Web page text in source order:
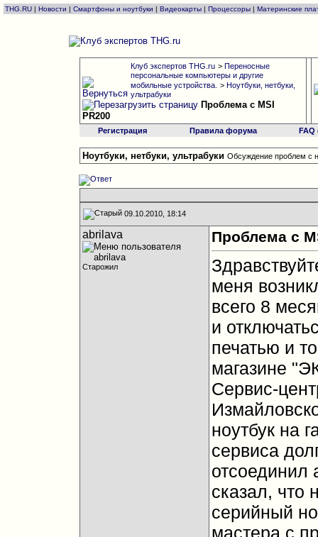
THG.RU | Новости | Смартфоны и ноутбуки | Видеокарты | Процессоры | Материнские
Клуб экспертов THG.ru > Переносные
персональные компьютеры и другие
мобильные устройства. > Ноутбуки, нетбуки,
ультрабуки
Проблема с MSI
PR200
Регистрация Правила форума
Ноутбуки, нетбуки, ультрабуки Обсуждение проблем с
09.10.2010, 18:14
abrilava
Старожил
Проблема с
меня
всего 8
и
печатью и
магазине
Сервис-
ноутбук на
сервиса
отсоединил
сказал, что
серийный
мастера с